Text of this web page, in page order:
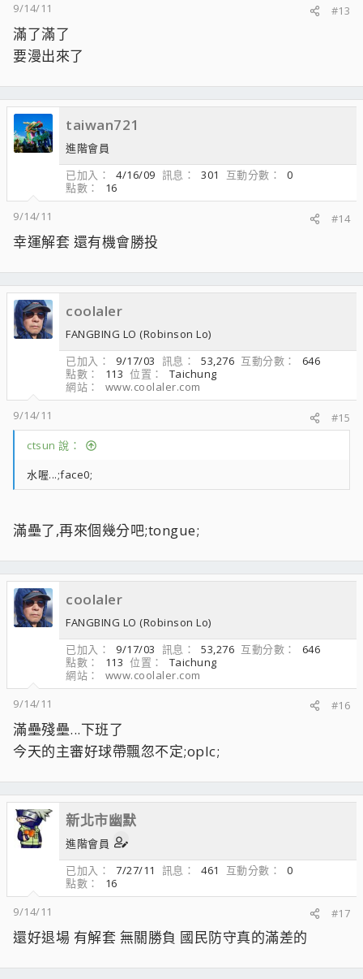
9/14/11
#13
滿了滿了
要漫出來了
taiwan721
進階會員
已加入
4/16/09 訊息 301 互動分數
0
點數
16
9/14/11
#14
幸運解套 還有機會勝投
coolaler
FANGBING LO (Robinson Lo)
已加入
9/17/03 訊息 53,276 互動分數
646
點數
113 位置
Taichung
網站
www.coolaler.com
9/14/11
#15
ctsun 說：
水喔...;face0;
滿壘了,再來個幾分吧;tongue;
coolaler
FANGBING LO (Robinson Lo)
已加入
9/17/03 訊息 53,276 互動分數
646
點數
113 位置
Taichung
網站
www.coolaler.com
9/14/11
#16
滿壘殘壘...下班了
今天的主審好球帶飄忽不定;oplc;
新北市幽默
進階會員
已加入
7/27/11 訊息 461 互動分數
0
點數
16
9/14/11
#17
還好退場 有解套 無關勝負 國民防守真的滿差的